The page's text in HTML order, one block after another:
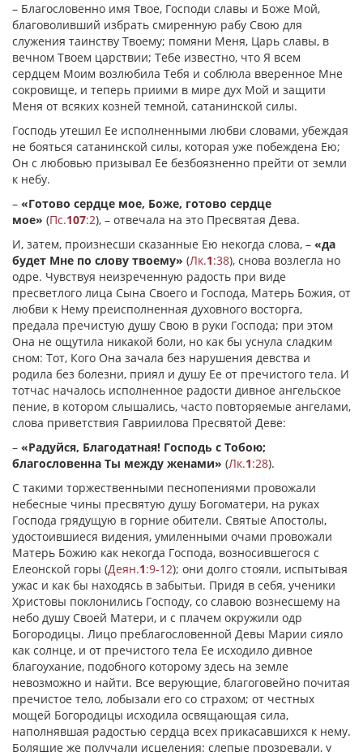
– Благословенно имя Твое, Господи славы и Боже Мой,
благоволивший избрать смиренную рабу Свою для
служения таинству Твоему; помяни Меня, Царь славы, в
вечном Твоем царствии; Тебе известно, что Я всем
сердцем Моим возлюбила Тебя и соблюла вверенное Мне
сокровище, и теперь приими в мире дух Мой и защити
Меня от всяких козней темной, сатанинской силы.
Господь утешил Ее исполненными любви словами, убеждая
не бояться сатанинской силы, которая уже побеждена Ею;
Он с любовью призывал Ее безбоязненно прейти от земли
к небу.
– «Готово сердце мое, Боже, готово сердце
мое» (Пс.107:2), – отвечала на это Пресвятая Дева.
И, затем, произнесши сказанные Ею некогда слова, – «да
будет Мне по слову твоему» (Лк.1:38), снова возлегла но
одре. Чувствуя неизреченную радость при виде
пресветлого лица Сына Своего и Господа, Матерь Божия, от
любви к Нему преисполненная духовного восторга,
предала пречистую душу Свою в руки Господа; при этом
Она не ощутила никакой боли, но как бы уснула сладким
сном: Тот, Кого Она зачала без нарушения девства и
родила без болезни, приял и душу Ее от пречистого тела. И
тотчас началось исполненное радости дивное ангельское
пение, в котором слышались, часто повторяемые ангелами,
слова приветствия Гавриилова Пресвятой Деве:
– «Радуйся, Благодатная! Господь с Тобою;
благословенна Ты между женами» (Лк.1:28).
С такими торжественными песнопениями провожали
небесные чины пресвятую душу Богоматери, на руках
Господа грядущую в горние обители. Святые Апостолы,
удостоившиеся видения, умиленными очами провожали
Матерь Божию как некогда Господа, возносившегося с
Елеонской горы (Деян.1:9-12); они долго стояли, испытывая
ужас и как бы находясь в забытьи. Придя в себя, ученики
Христовы поклонились Господу, со славою вознесшему на
небо душу Своей Матери, и с плачем окружили одр
Богородицы. Лицо преблагословенной Девы Марии сияло
как солнце, и от пречистого тела Ее исходило дивное
благоухание, подобного которому здесь на земле
невозможно и найти. Все верующие, благоговейно почитая
пречистое тело, лобызали его со страхом; от честных
мощей Богородицы исходила освящающая сила,
наполнявшая радостью сердца всех прикасавшихся к нему.
Болящие же получали исцеления: слепые прозревали, у